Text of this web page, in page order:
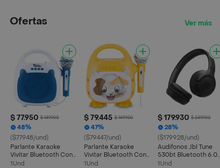
Ofertas Ver más
$ 77.950 $ 149.900
48%
($77948/und)
Parlante Karaoke
Vivitar Bluetooth Con
Luz Led Hasta 12 Hrs
1Und
$ 79.445 $ 149.900
47%
($79447/und)
Parlante Karaoke
Vivitar Bluetooth Con
Luz Led Hasta 12 Hrs
1Und
$ 179.930 $ 249.900
28%
($179928/und)
Audifonos Jbl Tune
530bt Bluetooth 6.0
On Ear 76 Horas Pure
1Und